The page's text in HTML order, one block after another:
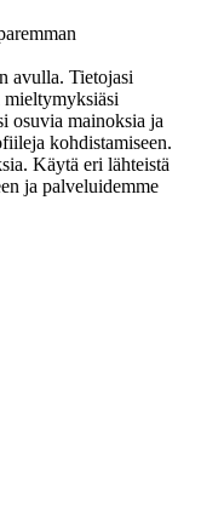
avulla. Tietojasi
osuvia mainoksia ja
kohdistamiseen.
Käytä eri lähteistä
ja palveluidemme